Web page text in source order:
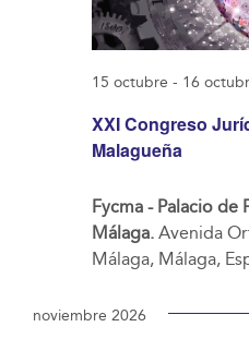
XXI Congreso
Malagueña
15 octubre - 16
Fycma - Palacio de
Málaga. Avenida
Málaga, Málaga,
noviembre 2026